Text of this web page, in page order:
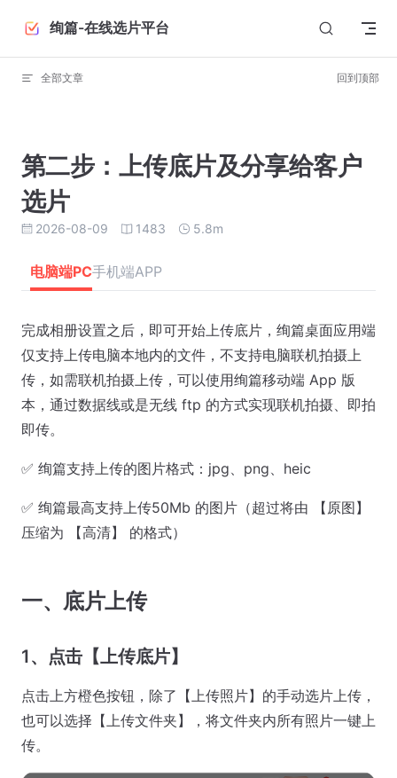
Skip to content
绚篇-在线选片平台
全部文章 回到顶部
第二步：上传底片及分享给客户
选片
2026-08-09 1483 5.8m
电脑端PC手机端APP
完成相册设置之后，即可开始上传底片，绚篇桌面应用端
仅支持上传电脑本地内的文件，不支持电脑联机拍摄上
传，如需联机拍摄上传，可以使用绚篇移动端 App 版
本，通过数据线或是无线 ftp 的方式实现联机拍摄、即拍
即传。
✅ 绚篇支持上传的图片格式：jpg、png、heic
✅ 绚篇最高支持上传50Mb 的图片（超过将由 【原图】
压缩为 【高清】 的格式）
一、底片上传
1、点击【上传底片】
点击上方橙色按钮，除了【上传照片】的手动选片上传，
也可以选择【上传文件夹】，将文件夹内所有照片一键上
传。